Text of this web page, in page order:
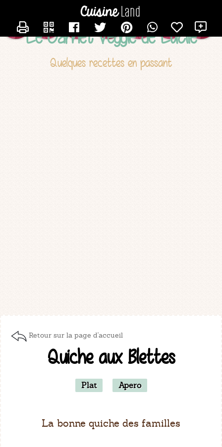
Le Carnet Veggie de Lucile
Quelques recettes en passant
Retour sur la page d'accueil
Quiche aux Blettes
Plat Apero
La bonne quiche des familles
CONTACTER LUCILE